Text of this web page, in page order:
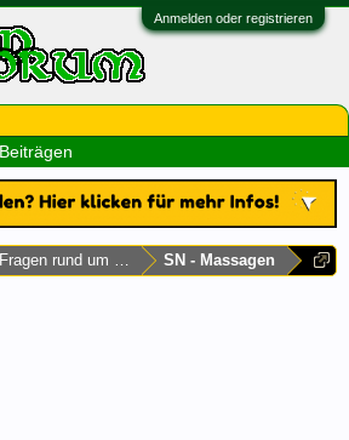
Anmelden oder registrieren
rund um SachsenSN - Massagen